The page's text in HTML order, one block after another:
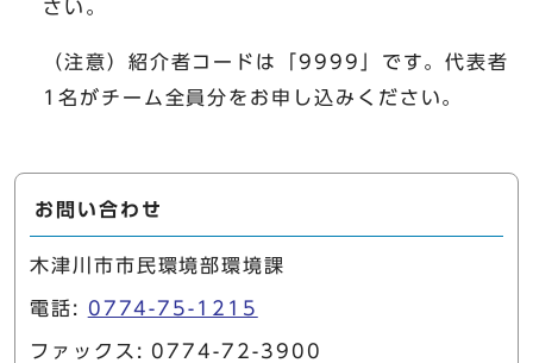
さい。
（注意）紹介者コードは「9999」です。代表者
1名がチーム全員分をお申し込みください。
お問い合わせ
木津川市市民環境部環境課
電話: 0774-75-1215
ファックス: 0774-72-3900